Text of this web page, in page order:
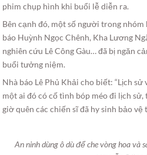
phim chụp hình khi buổi lễ diễn ra.
Bên cạnh đó, một số người trong
báo Huỳnh Ngọc Chênh, Kha Lương
nghiên cứu Lê Công Gàu… đã bị ngăn
buổi tưởng niệm.
Nhà báo Lê Phủ Khải cho biết: “Lịch
một ai đó có cố tình bóp méo đi lịch
giờ quên các chiến sĩ đã hy sinh bảo vệ
An ninh dùng ô dù để che vòng hoa và